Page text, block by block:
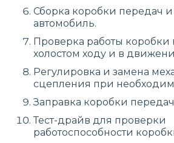
Сборка коробки передач и
автомобиль.
Проверка работы коробки
холостом ходу и в
Регулировка и замена
сцепления при
Заправка коробки
Тест-драйв для проверки
работоспособности